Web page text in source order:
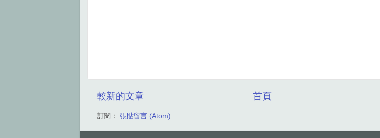
較新的文章 首頁
訂閱： 張貼留言 (Atom)